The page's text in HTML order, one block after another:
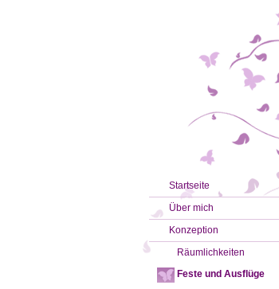
Startseite
Über mich
Konzeption
Räumlichkeiten
Feste und Ausflüge